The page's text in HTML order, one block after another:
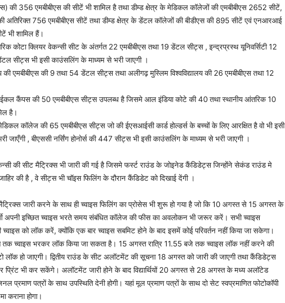
356 एमबीबीएस की सीटें भी शामिल है तथा डीम्ड क्षेत्र के मेडिकल कॉलेजों की एमबीबीएस 2652 सीटें,
756 एमबीबीएस सीटें तथा डीम्ड क्षेत्र के डेंटल कॉलेजों की बीडीएस की 895 सीटें एवं एनआरआई
भी शामिल हैं।
कोटा क्लियर वेकन्सी सीट के अंतर्गत 22 एमबीबीएस तथा 19 डेंटल सीट्स , इन्द्रप्रस्थ यूनिवर्सिटी 12
सीट्स भी इसी काउंसलिंग के माध्यम से भरी जाएगी ।
की एमबीबीएस की 9 तथा 54 डेंटल सीट्स तथा अलीगढ़ मुस्लिम विश्वविद्यालय की 26 एमबीबीएस तथा 12
कैंपस की 50 एमबीबीएस सीट्स उपलब्ध है जिसमे आल इंडिया कोटे की 40 तथा स्थानीय आंतरिक 10
है।
कॉलेज की 65 एमबीबीएस सीट्स जो की ईएसआईसी कार्ड होल्डर्स के बच्चों के लिए आरक्षित है वो भी इसी
जाएँगी , बीएससी नर्सिंग होनोर्स की 447 सीट्स भी इसी काउंसलिंग के माध्यम से भरी जाएगी ।
की सीट मैट्रिक्स भी जारी की गई है जिसमे फर्स्ट राउंड के जोइनेड कैंडिडेट्स जिन्होंने सेकंड राउंड मे
की है , वे सीट्स भी चॉइस फिलिंग के दौरान कैंडिडेट को दिखाई देंगी ।
मैट्रिक्स जारी करने के साथ ही च्वाइस फिलिंग का प्रोसेस भी शुरू हो गया है जो कि 10 अगस्त से 15 अगस्त के
अपनी इच्छित च्वाइस भरते समय संबंधित कॉलेज की फीस का अवलोकन भी जरूर करें। सभी च्वाइस
च्वाइस को लॉक करें, क्योंकि एक बार च्वाइस सबमिट होने के बाद इसमें कोई परिवर्तन नहीं किया जा सकेगा।
तक च्वाइस भरकर लॉक किया जा सकता है। 15 अगस्त रात्रि 11.55 बजे तक च्वाइस लॉक नहीं करने की
लॉक हो जाएगी। द्वितीय राउंड के सीट अलॉटमेंट की सूचना 18 अगस्त को जारी की जाएगी तथा कैंडिडेट्स
भी कर सकेंगे। अलॉटमेंट जारी होने के बाद विद्यार्थियों 20 अगस्त से 28 अगस्त के मध्य अलॉटेड
प्रमाण पत्रों के साथ उपस्थिति देनी होगी। यहां मूल प्रमाण पत्रों के साथ दो सेट स्वप्रमाणित फोटोकॉपी
कराना होगा।